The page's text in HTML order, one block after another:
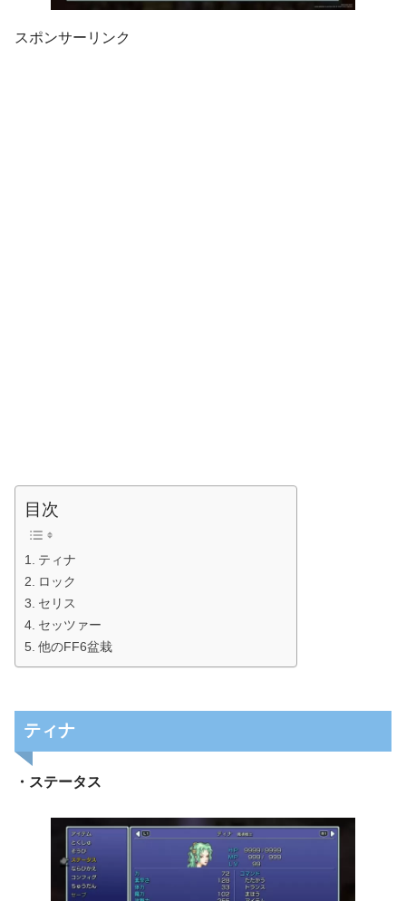
スポンサーリンク
目次
ティナ
ロック
セリス
セッツァー
他のFF6盆栽
ティナ
・ステータス